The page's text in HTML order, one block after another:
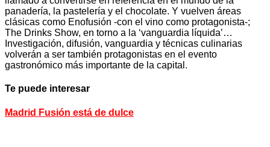
panadería, la pastelería y el chocolate. Y vuelven áreas
clásicas como Enofusión -con el vino como protagonista-;
The Drinks Show, en torno a la ‘vanguardia líquida’…
Investigación, difusión, vanguardia y técnicas culinarias
volverán a ser también protagonistas en el evento
gastronómico más importante de la capital.
Te puede interesar
Madrid Fusión está de dulce